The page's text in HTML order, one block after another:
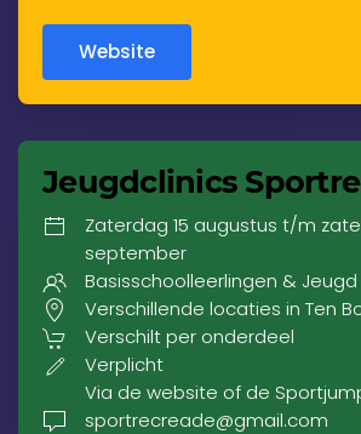
Website
Jeugdclinics
Zaterdag 15 augustus t/m
september
Basisschoolleerlingen & Jeugd
Verschillende locaties in Ten
Verschilt per onderdeel
Verplicht
Via de website of de
sportrecreade@gmail.com